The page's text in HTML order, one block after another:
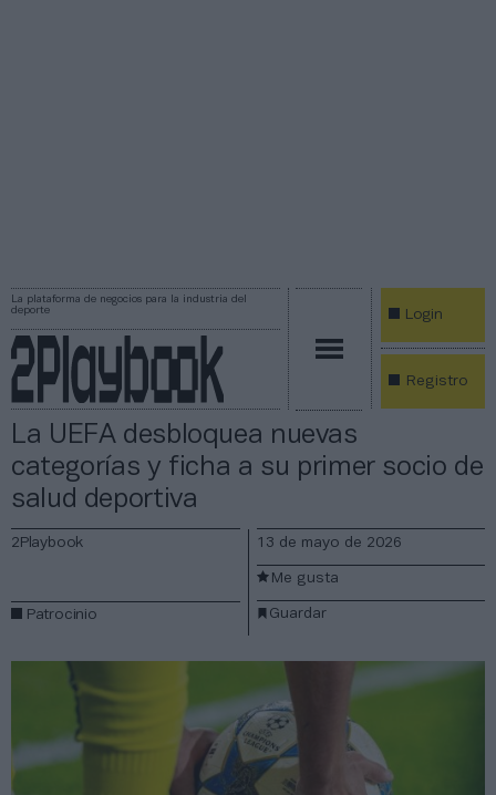
La plataforma de negocios para la industria del
deporte
Login
Registro
La UEFA desbloquea nuevas
categorías y ficha a su primer socio de
salud deportiva
2Playbook
Patrocinio
13 de mayo de 2026
Guardar
Me gusta